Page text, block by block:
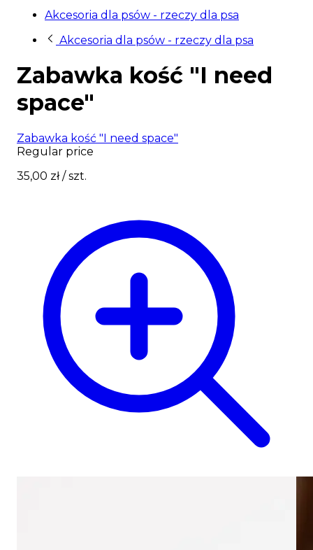
Akcesoria dla psów - rzeczy dla psa
Akcesoria dla psów - rzeczy dla psa
Zabawka kość "I need
space"
Zabawka kość "I need space"
Regular price
35,00 zł/ szt.